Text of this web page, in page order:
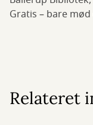
Gratis – bare
Relateret